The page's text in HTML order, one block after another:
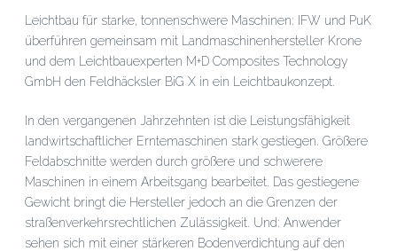
Leichtbau für starke, tonnenschwere Maschinen: IFW und PuK
überführen gemeinsam mit Landmaschinenhersteller Krone
und dem Leichtbauexperten M+D Composites Technology
GmbH den Feldhäcksler BiG X in ein Leichtbaukonzept.
In den vergangenen Jahrzehnten ist die Leistungsfähigkeit
landwirtschaftlicher Erntemaschinen stark gestiegen. Größere
Feldabschnitte werden durch größere und schwerere
Maschinen in einem Arbeitsgang bearbeitet. Das gestiegene
Gewicht bringt die Hersteller jedoch an die Grenzen der
straßenverkehrsrechtlichen Zulässigkeit. Und: Anwender
sehen sich mit einer stärkeren Bodenverdichtung auf den